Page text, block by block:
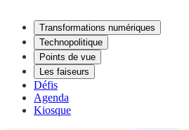
Transformations numériques
Technopolitique
Points de vue
Les faiseurs
Défis
Agenda
Kiosque